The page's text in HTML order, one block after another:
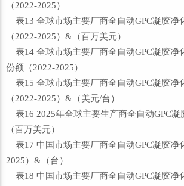
（2022-2025）
表13 全球市场主要厂商全自动GPC凝胶净
（2022-2025）&（百万美元）
表14 全球市场主要厂商全自动GPC凝胶净
份额（2022-2025）
表15 全球市场主要厂商全自动GPC凝胶净
（2022-2025）&（美元/台）
表16 2025年全球主要生产商全自动GPC凝
（百万美元）
表17 中国市场主要厂商全自动GPC凝胶净
2025）&（台）
表18 中国市场主要厂商全自动GPC凝胶净